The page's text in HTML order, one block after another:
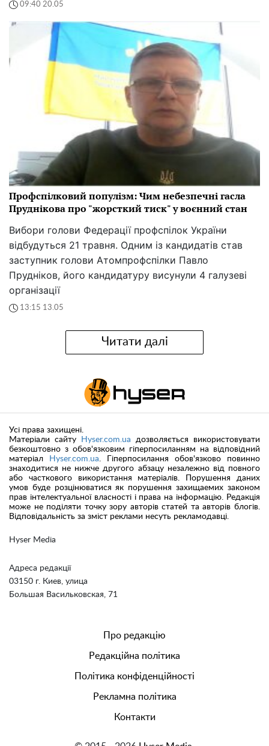
09:40 20.05
Профспілковий популізм: Чим небезпечні гасла
Пруднікова про "жорсткий тиск" у воєнний стан
Вибори голови Федерації профспілок України
відбудуться 21 травня. Одним із кандидатів став
заступник голови Атомпрофспілки Павло
Прудніков, його кандидатуру висунули 4 галузеві
організації
13:15 13.05
Читати далі
Hyser Media
Адреса редакції
03150 г. Киев, улица
Большая Васильковская, 71
Усі права захищені.
Матеріали сайту
Hyser.com.ua дозволяється використовувати
безкоштовно з обов'язковим гіперпосиланням на відповідний
матеріал
Hyser.com.ua . Гіперпосилання обов'язково повинно
знаходитися не нижче другого абзацу незалежно від повного
або часткового використання матеріалів. Порушення даних
умов буде розцінюватися як порушення захищаемих законом
прав інтелектуальної власності і права на інформацію. Редакція
може не поділяти точку зору авторів статей та авторів блогів.
Відповідальність за зміст реклами несуть рекламодавці.
Про редакцію
Редакційна політика
Політика конфіденційності
Рекламна політика
Контакти